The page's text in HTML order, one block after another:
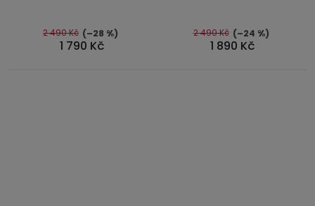
5
hvězdiček.
1 790 Kč
2 490 Kč (–28 %)
5
hvězdiček.
1 890 Kč
2 490 Kč (–24 %)